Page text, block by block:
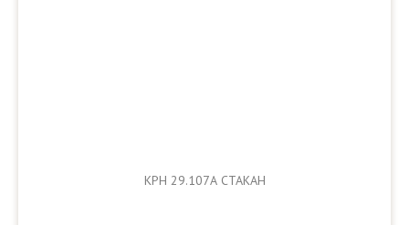
КРН 29.107А СТАКАН